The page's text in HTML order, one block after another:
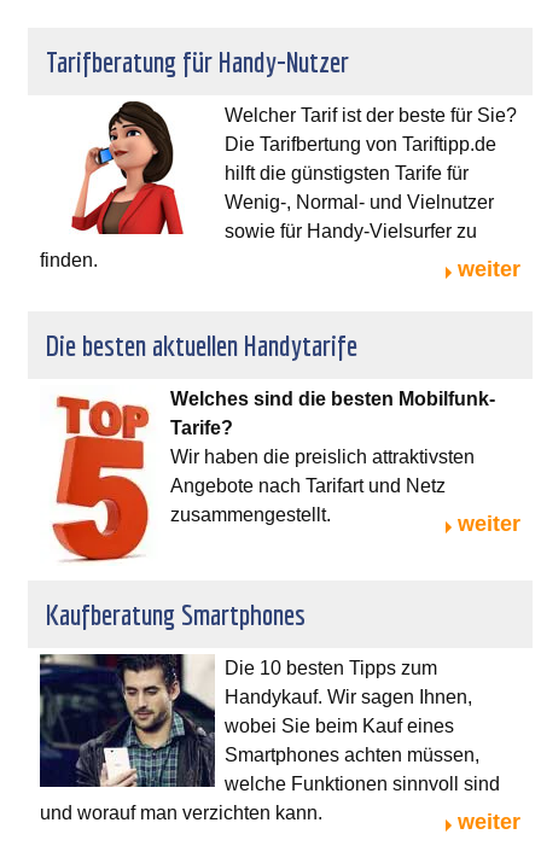
Tarifberatung für Handy-Nutzer
Welcher Tarif ist der beste für Sie?
Die Tarifbertung von Tariftipp.de
hilft die günstigsten Tarife für
Wenig-, Normal- und Vielnutzer
sowie für Handy-Vielsurfer zu
finden.
weiter
Die besten aktuellen Handytarife
Welches sind die besten Mobilfunk-
Tarife?
Wir haben die preislich attraktivsten
Angebote nach Tarifart und Netz
zusammengestellt.
weiter
Kaufberatung Smartphones
Die 10 besten Tipps zum
Handykauf. Wir sagen Ihnen,
wobei Sie beim Kauf eines
Smartphones achten müssen,
welche Funktionen sinnvoll sind
und worauf man verzichten kann.
weiter